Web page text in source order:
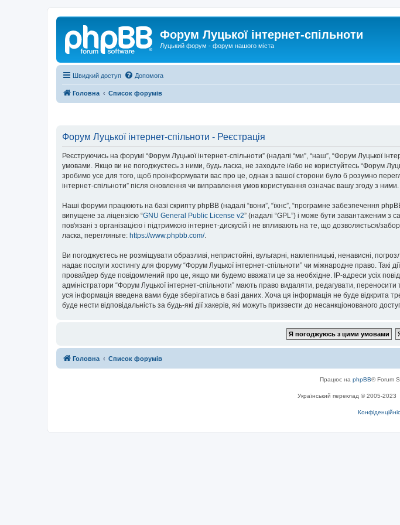
Форум Луцької інтернет-спільноти
Луцький форум - форум нашого міста
Швидкий доступ Допомога
Головна Список форумів
Форум Луцької інтернет-спільноти - Реєстрація
Реєструючись на форумі “Форум Луцької інтернет-спільноти” (надалі “ми”, “наш”, “Форум Луцької
умовами. Якщо ви не погоджуєтесь з ними, будь ласка, не заходьте і/або не користуйтесь “Форум
зробимо усе для того, щоб проінформувати вас про це, однак з вашої сторони було б розумно
інтернет-спільноти” після оновлення чи виправлення умов користування означає вашу згоду з ними.
Наші форуми працюють на базі скрипту phpBB (надалі “вони”, “їхнє”, “програмне забезпечення
випущене за ліцензією “GNU General Public License v2” (надалі “GPL”) і може бути завантаженим з
пов'язані з організацією і підтримкою інтернет-дискусій і не впливають на те, що дозволяється/
ласка, перегляньте: https://www.phpbb.com/.
Ви погоджуєтесь не розміщувати образливі, непристойні, вульгарні, наклепницькі, ненависні,
надає послуги хостингу для форуму “Форум Луцької інтернет-спільноти” чи міжнародне право. Такі
провайдер буде повідомлений про це, якщо ми будемо вважати це за необхідне. IP-адреси усіх
адміністратори “Форум Луцької інтернет-спільноти” мають право видаляти, редагувати,
уся інформація введена вами буде зберігатись в базі даних. Хоча ця інформація не буде відкрита
буде нести відповідальність за будь-які дії хакерів, які можуть призвести до несанкціонованого
Головна Список форумів
Працює на phpBB® Forum
Український переклад © 2005-2023